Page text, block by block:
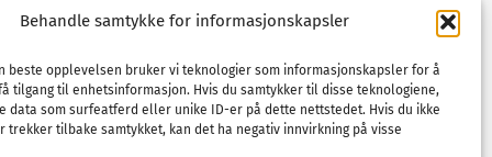
Behandle samtykke for informasjonskapsler
beste opplevelsen bruker vi teknologier som informasjonskapsler for å
tilgang til enhetsinformasjon. Hvis du samtykker til disse teknologiene,
data som surfeatferd eller unike ID-er på dette nettstedet. Hvis du ikke
trekker tilbake samtykket, kan det ha negativ innvirkning på visse
E-post :info@nordicbridalmedia.com
Bryllupsmagasinet Norge
© All rights reserved.
VAT: NO911740648